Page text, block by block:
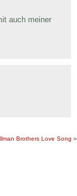
auch meiner
Brothers Love Song »